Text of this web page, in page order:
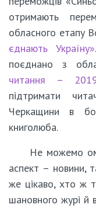
отримають
обласного етапу
єднають Україну»
поєднано з
читання –
підтримати
Черкащини в
книголюба.
Не можемо
аспект – новини,
же цікаво, хто ж
шановного журі й